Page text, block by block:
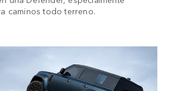
caminos todo terreno.